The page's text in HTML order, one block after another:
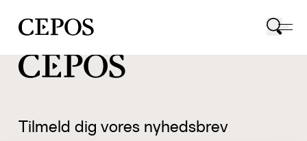
CEPOS logo
Tilmeld dig vores nyhedsbrev